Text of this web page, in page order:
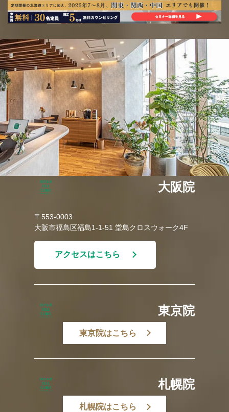
大阪院
〒553-0003
大阪市福島区福島1-1-51 堂島クロスウォーク4F
アクセスはこちら
東京院
東京院はこちら
札幌院
札幌院はこちら